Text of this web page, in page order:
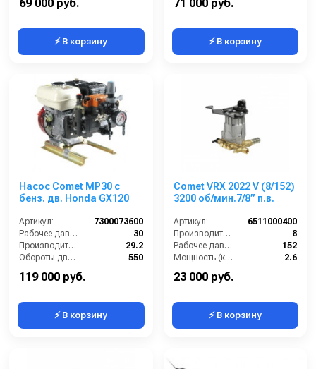
69 000 руб.
⚡ В корзину
71 000 руб.
⚡ В корзину
Насос Comet МР30 с
бенз. дв. Honda GX120
Артикул:
7300073600
Рабочее давление (бар):
30
Производительность (л/мин):
29.2
Обороты двигателя (об/мин):
550
119 000 руб.
⚡ В корзину
Comet VRX 2022 V (8/152)
3200 об/мин.7/8” п.в.
Артикул:
6511000400
Производительность (л/мин):
8
Рабочее давление (бар):
152
Мощность (кВт):
2.6
Обороты двигателя (об/мин):
23 000 руб.
⚡ В корзину